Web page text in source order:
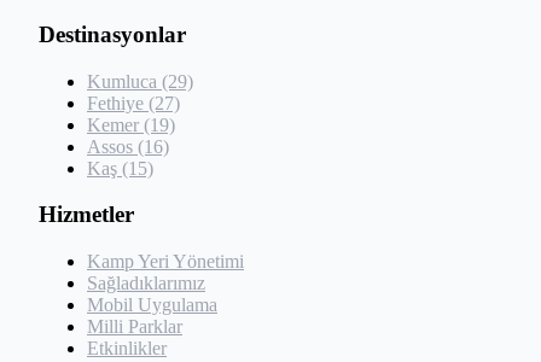
Destinasyonlar
Kumluca (29)
Fethiye (27)
Kemer (19)
Assos (16)
Kaş (15)
Hizmetler
Kamp Yeri Yönetimi
Sağladıklarımız
Mobil Uygulama
Milli Parklar
Etkinlikler